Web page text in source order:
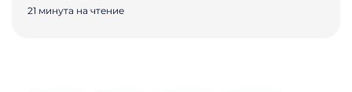
21 минута на чтение